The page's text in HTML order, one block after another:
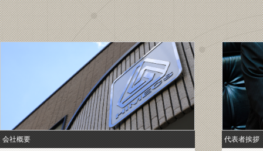
会社概要 代表者挨拶